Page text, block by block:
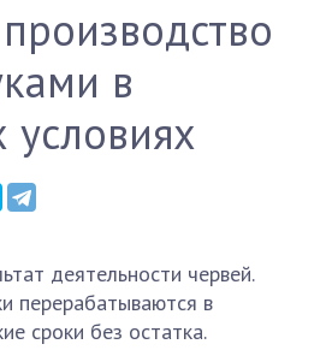
в
деятельности червей.
перерабатываются в
сроки без остатка.